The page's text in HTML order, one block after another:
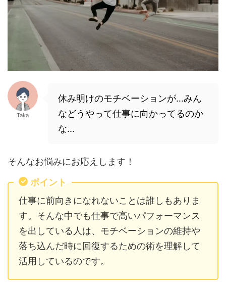
Taka
休み明けのモチベーションが…みん
などうやって仕事に向かってるのか
な...
そんなお悩みにお応えします！
ポイント
仕事に前向きになれないことは誰しもありま
す。そんな中でも仕事で高いパフォーマンス
を出している人は、モチベーションの維持や
落ち込んだ時に回復するための術を理解して
活用しているのです。